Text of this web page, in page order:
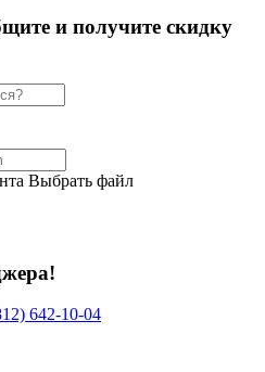
и получите скидку
Выбрать файл
642-10-04